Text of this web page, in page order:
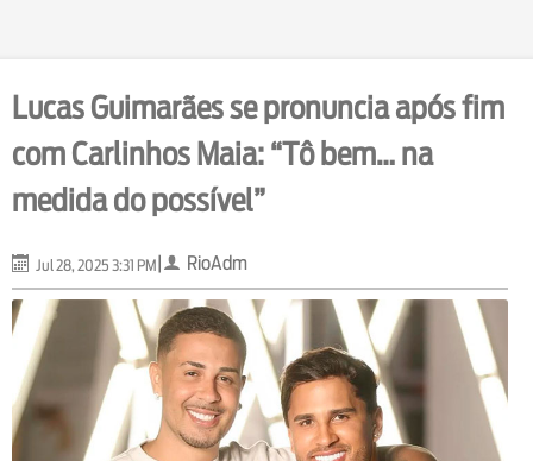
Lucas Guimarães se pronuncia após fim
com Carlinhos Maia: “Tô bem… na
medida do possível”
Jul 28, 2025 3:31 PM| RioAdm